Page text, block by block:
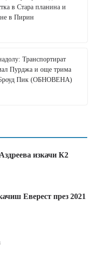
в Стара планина и
в Пирин
Транспортират
Пурджа и още трима
Броуд Пик (ОБНОВЕНА)
изкачи К2
Еверест през 2021